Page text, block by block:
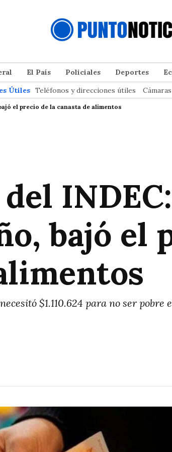
El País Policiales Deportes
Útiles Teléfonos y direcciones útiles
el precio de la canasta de alimentos
bajó el
$1.110.624 para no ser